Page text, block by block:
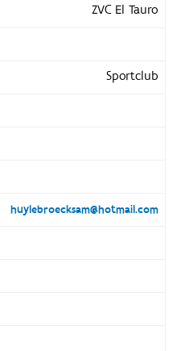
ZVC El Tauro
Sportclub
huylebroecksam@hotmail.com